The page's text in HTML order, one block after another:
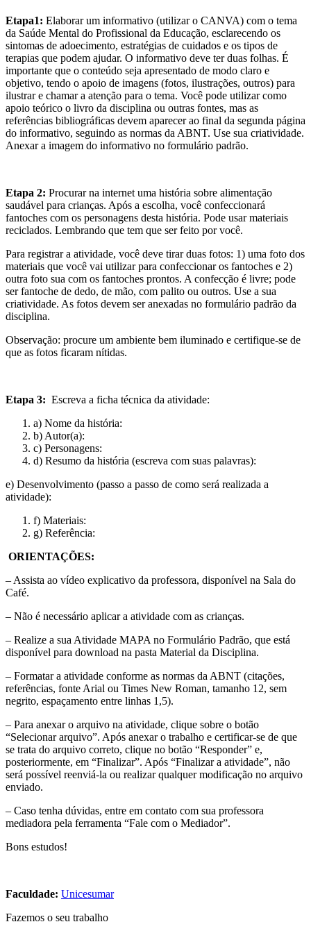
Etapa1: Elaborar um informativo (utilizar o CANVA) com o tema
da Saúde Mental do Profissional da Educação, esclarecendo os
sintomas de adoecimento, estratégias de cuidados e os tipos de
terapias que podem ajudar. O informativo deve ter duas folhas. É
importante que o conteúdo seja apresentado de modo claro e
objetivo, tendo o apoio de imagens (fotos, ilustrações, outros) para
ilustrar e chamar a atenção para o tema. Você pode utilizar como
apoio teórico o livro da disciplina ou outras fontes, mas as
referências bibliográficas devem aparecer ao final da segunda página
do informativo, seguindo as normas da ABNT. Use sua criatividade.
Anexar a imagem do informativo no formulário padrão.
Etapa 2: Procurar na internet uma história sobre alimentação
saudável para crianças. Após a escolha, você confeccionará
fantoches com os personagens desta história. Pode usar materiais
reciclados. Lembrando que tem que ser feito por você.
Para registrar a atividade, você deve tirar duas fotos: 1) uma foto dos
materiais que você vai utilizar para confeccionar os fantoches e 2)
outra foto sua com os fantoches prontos. A confecção é livre; pode
ser fantoche de dedo, de mão, com palito ou outros. Use a sua
criatividade. As fotos devem ser anexadas no formulário padrão da
disciplina.
Observação: procure um ambiente bem iluminado e certifique-se de
que as fotos ficaram nítidas.
Etapa 3: Escreva a ficha técnica da atividade:
a) Nome da história:
b) Autor(a):
c) Personagens:
d) Resumo da história (escreva com suas palavras):
​e) Desenvolvimento (passo a passo de como será realizada a
atividade):
f) Materiais:
g) Referência:
ORIENTAÇÕES:
– Assista ao vídeo explicativo da professora, disponível na Sala do
Café.
– Não é necessário aplicar a atividade com as crianças.
– Realize a sua Atividade MAPA no Formulário Padrão, que está
disponível para download na pasta Material da Disciplina.
– Formatar a atividade conforme as normas da ABNT (citações,
referências, fonte Arial ou Times New Roman, tamanho 12, sem
negrito, espaçamento entre linhas 1,5).
– Para anexar o arquivo na atividade, clique sobre o botão
“Selecionar arquivo”. Após anexar o trabalho e certificar-se de que
se trata do arquivo correto, clique no botão “Responder” e,
posteriormente, em “Finalizar”. Após “Finalizar a atividade”, não
será possível reenviá-la ou realizar qualquer modificação no arquivo
enviado.
– Caso tenha dúvidas, entre em contato com sua professora
mediadora pela ferramenta “Fale com o Mediador”.
Bons estudos!
Faculdade: Unicesumar
Fazemos o seu trabalho